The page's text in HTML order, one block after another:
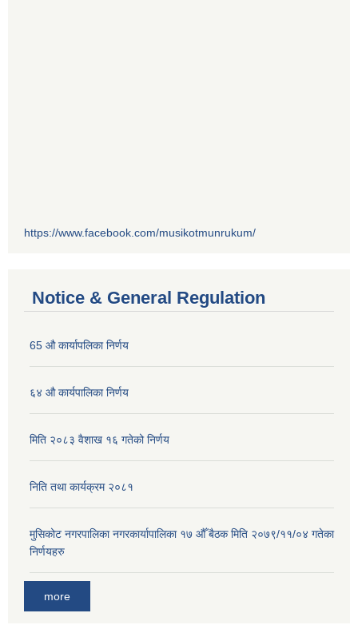
https://www.facebook.com/musikotmunrukum/
Notice & General Regulation
65 औ कार्यापलिका निर्णय
६४ औ कार्यपालिका निर्णय
मिति २०८३ वैशाख १६ गतेको निर्णय
निति तथा कार्यक्रम २०८१
मुसिकोट नगरपालिका नगरकार्यापालिका १७ औँ बैठक मिति २०७९/११/०४ गतेका
निर्णयहरु
more